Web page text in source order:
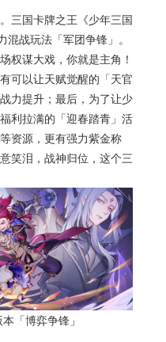
三国卡牌之王《少年三国
混战玩法「军团争锋」。
权谋大戏，你就是主角！
可以让天赋觉醒的「天官
力提升；最后，为了让少
利拉满的「迎春踏青」活
资源，更有强力紫金称
笑泪，战神归位，这个三
「博弈争锋」